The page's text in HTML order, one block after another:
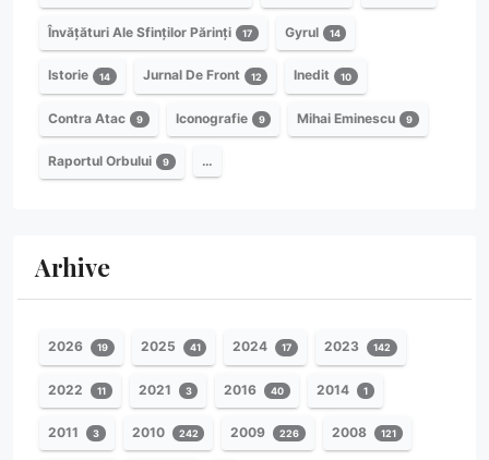
Învățături Ale Sfinților Părinți 17 Gyrul 14
Istorie 14 Jurnal De Front 12 Inedit 10
Contra Atac 9 Iconografie 9 Mihai Eminescu 9
Raportul Orbului 9 …
Arhive
2026 19 2025 41 2024 17 2023 142
2022 11 2021 3 2016 40 2014 1
2011 3 2010 242 2009 226 2008 121